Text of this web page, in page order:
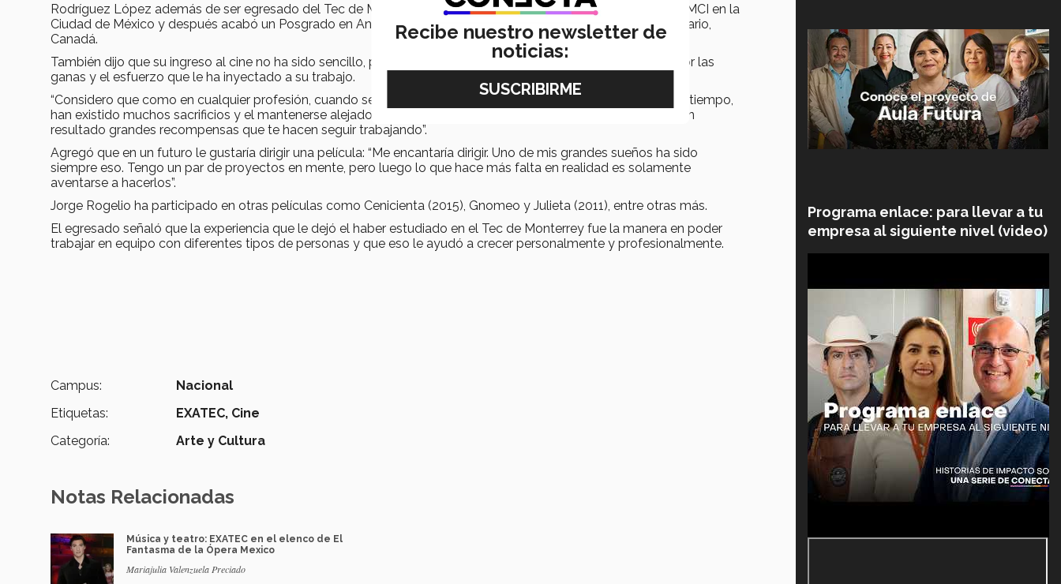
Rodríguez López además de ser egresado del Tec de Monterrey, también estudió en la Universidad de Cine AMCI en la
Ciudad de México y después acabó un Posgrado en Animación por Computadora en Sheridan College en Ontario,
Canadá.
También dijo que su ingreso al cine no ha sido sencillo, pero con el tiempo ha podido lograr su recompensa por las
ganas y el esfuerzo que le ha inyectado a su trabajo.
“Considero que como en cualquier profesión, cuando se trabaja mucho, se obtienen frutos. Durante todo este tiempo,
han existido muchos sacrificios y el mantenerse alejado de la familia ha sido uno muy grande, pero a la vez han
resultado grandes recompensas que te hacen seguir trabajando”.
Agregó que en un futuro le gustaría dirigir una película: “Me encantaría dirigir. Uno de mis grandes sueños ha sido
siempre eso. Tengo un par de proyectos en mente, pero luego lo que hace más falta en realidad es solamente
aventarse a hacerlos”.
Jorge Rogelio ha participado en otras películas como Cenicienta (2015), Gnomeo y Julieta (2011), entre otras más.
El egresado señaló que la experiencia que le dejó el haber estudiado en el Tec de Monterrey fue la manera en poder
trabajar en equipo con diferentes tipos de personas y que eso le ayudó a crecer personalmente y profesionalmente.
Campus:
Nacional
Etiquetas:
EXATEC, Cine
Categoría:
Arte y Cultura
Notas Relacionadas
Música y teatro: EXATEC en el elenco de El
Fantasma de la Ópera Mexico
Mariajulia Valenzuela Preciado
Programa enlace: para llevar a tu
empresa al siguiente nivel (video)
Recibe nuestro newsletter de
noticias: